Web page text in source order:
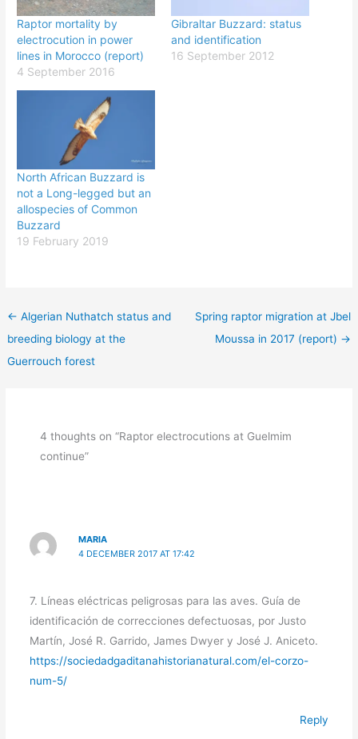
Raptor mortality by
electrocution in power
lines in Morocco (report)
4 September 2016
Gibraltar Buzzard: status
and identification
16 September 2012
North African Buzzard is
not a Long-legged but an
allospecies of Common
Buzzard
19 February 2019
← Algerian Nuthatch status and
breeding biology at the
Guerrouch forest
Spring raptor migration at Jbel
Moussa in 2017 (report) →
4 thoughts on “Raptor electrocutions at Guelmim
continue”
MARIA
4 DECEMBER 2017 AT 17:42
7. Líneas eléctricas peligrosas para las aves. Guía de
identificación de correcciones defectuosas, por Justo
Martín, José R. Garrido, James Dwyer y José J. Aniceto.
https://sociedadgaditanahistorianatural.com/el-corzo-
num-5/
Reply